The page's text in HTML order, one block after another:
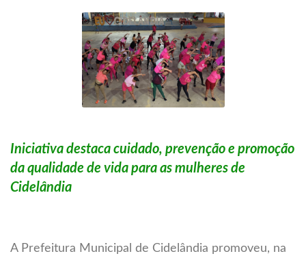
Iniciativa destaca cuidado, prevenção e promoção
da qualidade de vida para as mulheres de
Cidelândia
A Prefeitura Municipal de Cidelândia promoveu, na